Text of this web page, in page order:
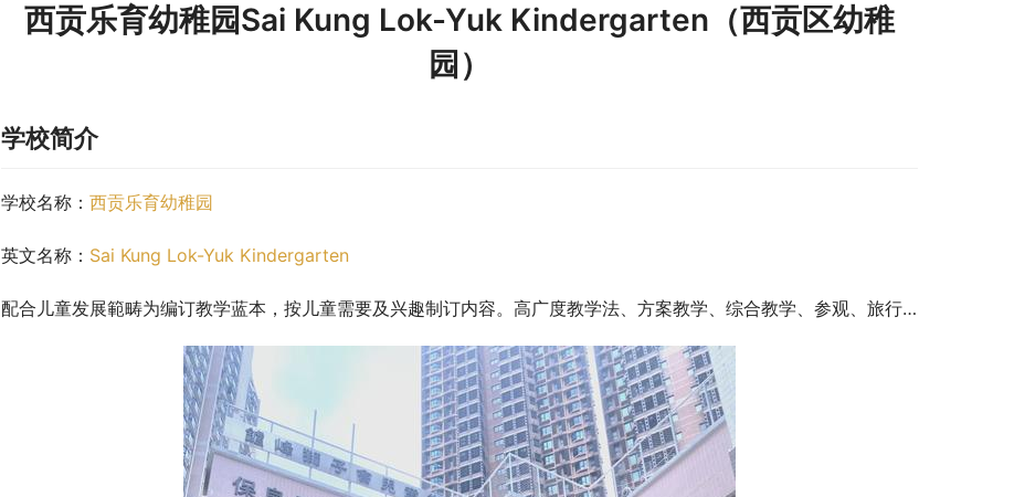
西贡乐育幼稚园Sai Kung Lok-Yuk Kindergarten（西贡区幼稚
园）
学校简介
学校名称： 西贡乐育幼稚园
英文名称： Sai Kung Lok-Yuk Kindergarten
配合儿童发展範畴为编订教学蓝本，按儿童需要及兴趣制订内容。高广度教学法、方案教学、综合教学、参观、旅行…